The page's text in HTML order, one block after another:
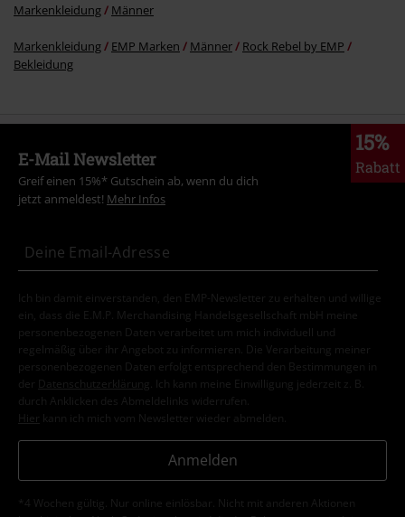
Markenkleidung Männer
Markenkleidung EMP Marken Männer
Rock Rebel by EMP
Bekleidung
15%
Rabatt
E-Mail Newsletter
Greif einen 15%* Gutschein ab, wenn du dich
jetzt anmeldest! Mehr Infos
Ich bin damit einverstanden, den EMP-Newsletter zu erhalten und willige
ein, dass die E.M.P. Merchandising Handelsgesellschaft mbH meine
personenbezogenen Daten verarbeitet um mich individuell und
regelmäßig über ihr Angebot zu informieren. Die Verarbeitung meiner
personenbezogenen Daten erfolgt entsprechend den Bestimmungen in
der
Datenschutzerklärung
. Ich kann meine Einwilligung jederzeit z. B.
durch Anklicken des Abmeldelinks widerrufen.
Hier kann ich mich vom Newsletter wieder abmelden.
Anmelden
*4 Wochen gültig. Nur online einlösbar. Nicht mit anderen Aktionen